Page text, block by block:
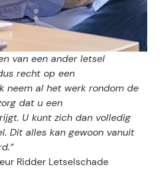
van een ander letsel
recht op een
neem al het werk rondom de
dat u een
U kunt zich dan volledig
Dit alles kan gewoon vanuit
Ridder Letselschade